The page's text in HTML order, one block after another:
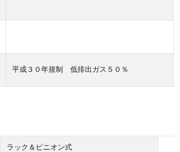
平成３０年規制 低排出ガス５０％
ラック＆ピニオン式